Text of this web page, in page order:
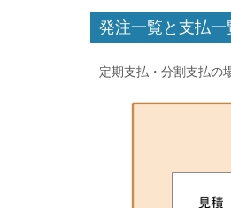
発注一覧と支払
定期支払・分割支払の